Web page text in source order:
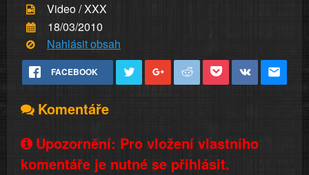
Video / XXX
18/03/2010
Nahlásit obsah
FACEBOOK
Komentáře
Upozornění: Pro vložení vlastního
komentáře je nutné se přihlásit.